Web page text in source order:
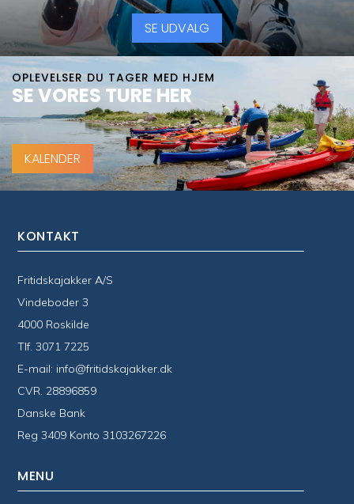
SE UDVALG
OPLEVELSER DU TAGER MED HJEM
SE VORES TURE HER
KALENDER
KONTAKT
Fritidskajakker A/S
Vindeboder 3
4000 Roskilde
Tlf.3071 7225
E-mail: info@fritidskajakker.dk
CVR. 28896859
Danske Bank
Reg 3409 Konto 3103267226
MENU